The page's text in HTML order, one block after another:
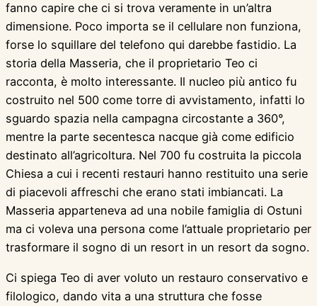
fanno capire che ci si trova veramente in un’altra
dimensione. Poco importa se il cellulare non funziona,
forse lo squillare del telefono qui darebbe fastidio. La
storia della Masseria, che il proprietario Teo ci
racconta, è molto interessante. Il nucleo più antico fu
costruito nel 500 come torre di avvistamento, infatti lo
sguardo spazia nella campagna circostante a 360°,
mentre la parte secentesca nacque già come edificio
destinato all’agricoltura. Nel 700 fu costruita la piccola
Chiesa a cui i recenti restauri hanno restituito una serie
di piacevoli affreschi che erano stati imbiancati. La
Masseria apparteneva ad una nobile famiglia di Ostuni
ma ci voleva una persona come l’attuale proprietario per
trasformare il sogno di un resort in un resort da sogno.
Ci spiega Teo di aver voluto un restauro conservativo e
filologico, dando vita a una struttura che fosse